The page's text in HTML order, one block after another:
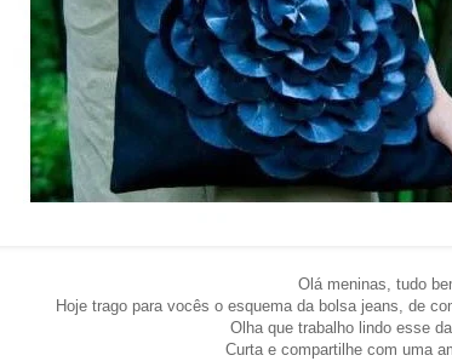
Olá meninas, tudo
Hoje trago para vocês o esquema da bolsa jeans, de
Olha que trabalho lindo esse
Curta e compartilhe com uma